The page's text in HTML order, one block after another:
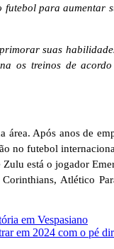
para
suas
os treinos de
Após anos de
no futebol
está o jogador
Atlético
em Vespasiano
em 2024 com o pé